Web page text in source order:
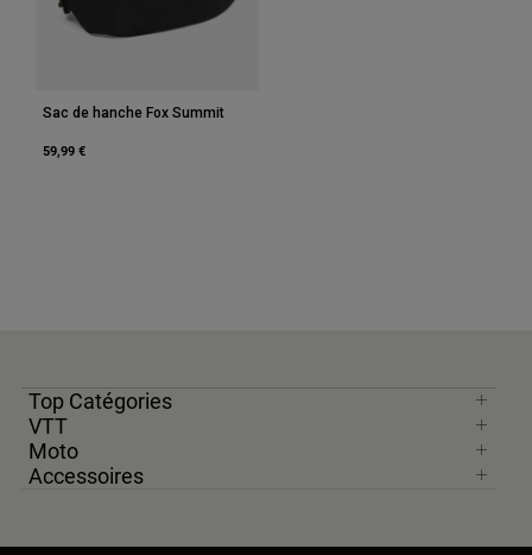
Sac de hanche Fox Summit
59,99 €
Top Catégories
VTT
Moto
Accessoires